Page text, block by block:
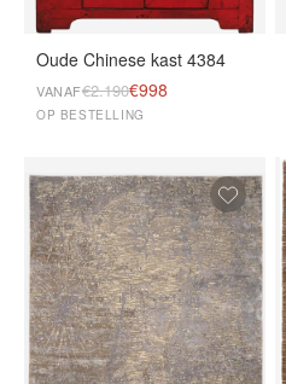
Oude Chinese kast 4384
VANAF€2.190€998
OP BESTELLING